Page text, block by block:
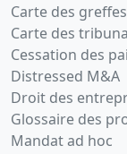
Carte des
Carte des
Cessation des
Distressed M&A
Droit des
Glossaire des
Mandat ad hoc